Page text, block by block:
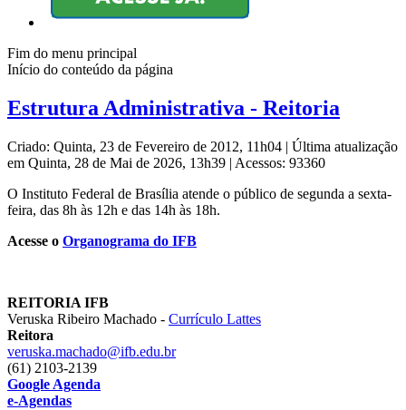
Fim do menu principal
Início do conteúdo da página
Estrutura Administrativa - Reitoria
Criado: Quinta, 23 de Fevereiro de 2012, 11h04 | Última atualização
em Quinta, 28 de Mai de 2026, 13h39 | Acessos: 93360
O Instituto Federal de Brasília atende o público de segunda a sexta-
feira, das 8h às 12h e das 14h às 18h.
Acesse o Organograma do IFB
REITORIA IFB
Veruska Ribeiro Machado - Currículo Lattes
Reitora
veruska.machado@ifb.edu.br
(61) 2103-2139
Google Agenda
e-Agendas